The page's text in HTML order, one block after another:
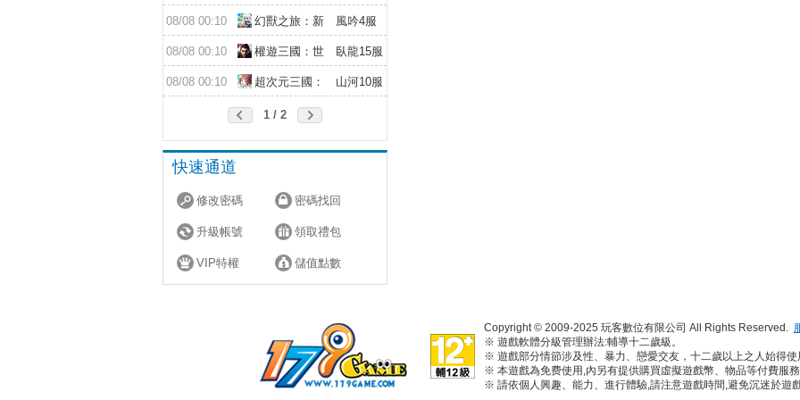
遠征
08/08 00:10
幻獸之旅：新
紀元
風吟4服
08/08 00:10
權遊三國：世
界版
臥龍15服
08/08 00:10
超次元三國：
山河10服
1 / 2
快速通道
修改密碼 密碼找回
升級帳號 領取禮包
VIP特權 儲值點數
Copyright © 2009-2025 玩客數位有限公司 All Rights Reserved.
※ 遊戲軟體分級管理辦法:輔導十二歲級。
※ 遊戲部分情節涉及性、暴力、戀愛交友，十二歲以上之人始得使
※ 本遊戲為免费使用,內另有提供購買虛擬遊戲幣、物品等付費服務
※ 請依個人興趣、能力、進行體驗,請注意遊戲時間,避免沉迷於遊戲